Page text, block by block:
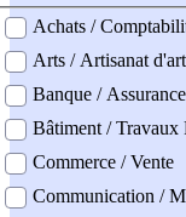
professionel
Achats /
Arts / Artisanat d'art
Banque / Assurance
Bâtiment / Travaux
Commerce / Vente
Communication /